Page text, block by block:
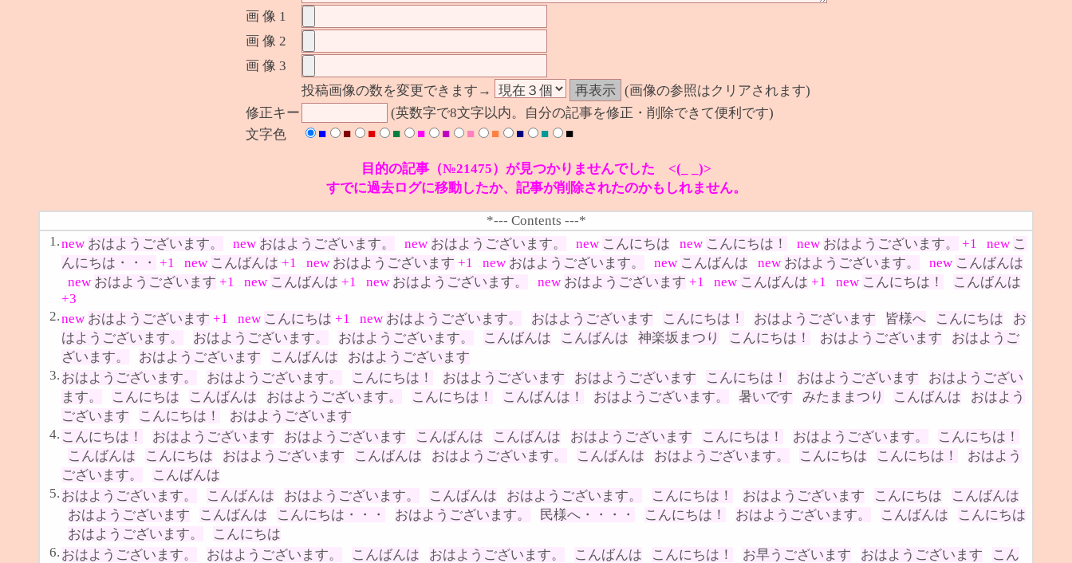
画 像 1
画 像 2
画 像 3
投稿画像の数を変更できます→
(画像の参照はクリアされます)
修正キー
(英数字で8文字以内。自分の記事を修正・削除できて便利です)
文字色
■ ■ ■ ■ ■ ■ ■ ■ ■ ■ ■
目的の記事（№21475）が見つかりませんでした <(_ _)>
すでに過去ログに移動したか、記事が削除されたのかもしれません。
*--- Contents ---*
1.new おはようございます。 new おはようございます。 new おはようございます。 new こんにちは new こんにちは！ new おはようございます。 +1 new こ
んにちは・・・ +1 new こんばんは +1 new おはようございます +1 new おはようございます。 new こんばんは new おはようございます。 new こんばんは
new おはようございます +1 new こんばんは +1 new おはようございます。 new おはようございます +1 new こんばんは +1 new こんにちは！
こんばんは
+3
2.new おはようございます +1 new こんにちは +1 new おはようございます。 おはようございます こんにちは！ おはようございます 皆様へ こんにちは
お
はようございます。
おはようございます。 おはようございます。 こんばんは こんばんは 神楽坂まつり こんにちは！ おはようございます
おはようご
ざいます。
おはようございます こんばんは
おはようございます
3. おはようございます。 おはようございます。 こんにちは！ おはようございます おはようございます こんにちは！ おはようございます
おはようござい
ます。
こんにちは こんばんは おはようございます。 こんにちは！ こんばんは！ おはようございます。 暑いです みたままつり こんばんは
おはよう
ございます
こんにちは！
おはようございます
4. こんにちは！ おはようございます おはようございます こんばんは こんばんは おはようございます こんにちは！ おはようございます。
こんにちは！
こんばんは
こんにちは おはようございます こんばんは おはようございます。 こんばんは おはようございます。 こんにちは こんにちは！
おはよう
ございます。
こんばんは
5. おはようございます。 こんばんは おはようございます。 こんばんは おはようございます。 こんにちは！ おはようございます こんにちは
こんばんは
おはようございます
こんばんは こんにちは・・・ おはようございます。 民様へ・・・・ こんにちは！ おはようございます。 こんばんは
こんにちは
おはようございます。
こんにちは
6. おはようございます。 おはようございます。 こんばんは おはようございます。 こんばんは こんにちは！ お早うございます おはようございます
こん